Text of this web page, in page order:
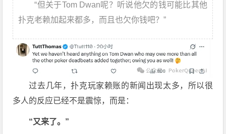
“但关于Tom Dwan呢？听说他欠的钱可能比其他
扑克老赖加起来都多，而且也欠你钱吧？”
过去几年，扑克玩家赖账的新闻出现太多，所以很
多人的反应已经不是震惊，而是：
“又来了。”